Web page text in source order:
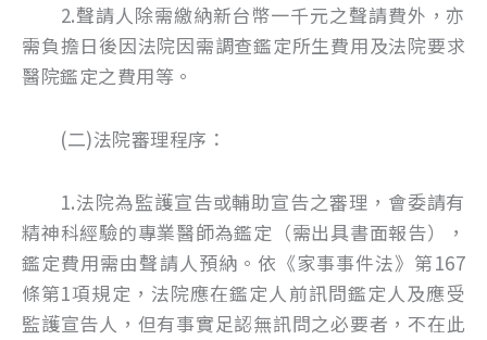
2.聲請人除需繳納新台幣一千元之聲請費外，亦
需負擔日後因法院因需調查鑑定所生費用及法院要求
醫院鑑定之費用等。
(二)法院審理程序：
1.法院為監護宣告或輔助宣告之審理，會委請有
精神科經驗的專業醫師為鑑定（需出具書面報告），
鑑定費用需由聲請人預納。依《家事事件法》第167
條第1項規定，法院應在鑑定人前訊問鑑定人及應受
監護宣告人，但有事實足認無訊問之必要者，不在此